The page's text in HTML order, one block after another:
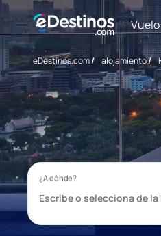
eDestinos.com/ alojamiento/